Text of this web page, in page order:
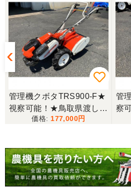
スタッフの鈴木さんが親切
対応頂きました。 ありがと
が、今後も農機具を買う際
ようと思います。
三重県／miraisann
写真と現物が違いすぎる
三重県／谷本勝美
こちらの、対応も、よく、
三重県／谷本勝美
こちらの、対応、も、よく
管理機クボタTRS900-F★
視察可能！★鳥取県渡し
クボタ 管理機 TRS900-F
現状渡し【P11485814】
177,000
管
察
ボ
渡